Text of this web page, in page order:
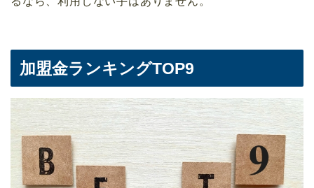
加盟金ランキングTOP9